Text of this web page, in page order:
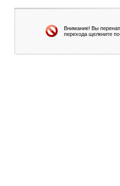
Внимание! Вы
перехода щелкните